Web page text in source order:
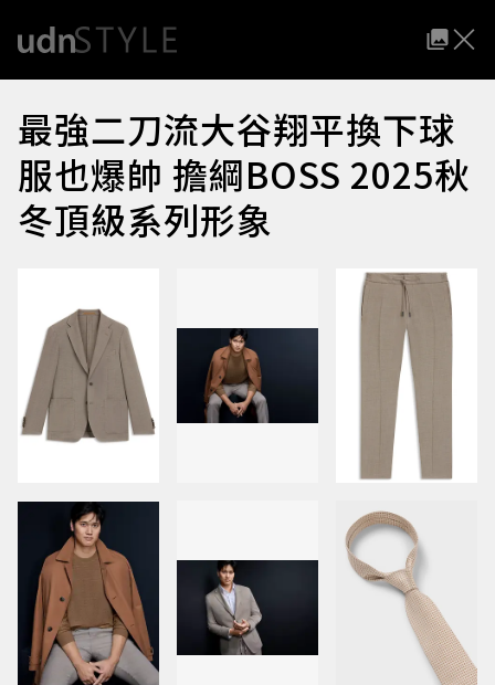
最強二刀流大谷翔平換下球
服也爆帥 擔綱BOSS 2025秋
冬頂級系列形象